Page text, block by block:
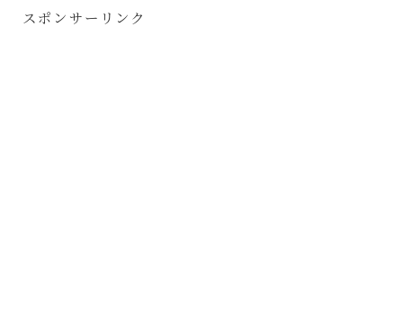
スポンサーリンク